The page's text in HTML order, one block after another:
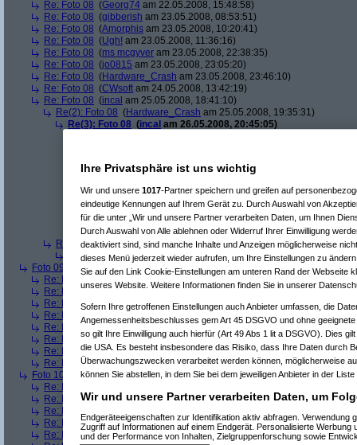
Re: Foto 08 (Georg74 am 22.05.2008, 15:48:58)
Re: Foto 08 (gibberish am 23.05.2008, 08:53:51)
Re: Foto 08 (Amorphis am 23.05.2008, 10:20:41)
Re: Foto 08 (Ugh! am 23.05.2008, 11:36:16)
Re: Foto 08 (ms mcgyver am 23.05.2008, 22:38:35)
Re: Foto 08 (jo0815 am 23.05.2008, 23:05:20)
Re: Foto 08 (Hardware_Crash am 23.05.2008, 23:46:10)
Re: Foto 08 (CWsoft am 24.05.2008, 13:42:19)
Re: Foto 08 (incal am 25.05.2008, 18:41:10)
Re(2): Foto 08 (Hardware_Crash am 25.05.2008, 19:35:31)
Re(3): Foto 08 (incal am 26.05.2008, 20:45:05)
Re(7): Foto 08(incalam 26.05.2008, 21:25:52)
Re(9): Foto 08(incalam 26.05.2008, 21:55:49)
Re(10): Foto 08(Hardware_Crash am
Re(11): Foto 08(incalam 26.05.2008,
Re(12): Foto 08(Hardware_Crash am
Re(2): Foto 08(Srv-02am 26.05.2008, 09:58:02)
Re(3): Foto 08 (incalam 26.05.2008, 20:46:08)
Foto 09
phjam 21.05.2008, 17:46:17)
Re: Foto 09
AVS am 21.05.2008, 20:38:43)
Re: Foto 09( roo_kieam 22.05.2008, 00:06:11)
Re: Foto 09(gibberisham 23.05.2008, 09:03:43)
Re: Foto 09
Amorphisam 23.05.2008, 10:40:33)
Re: Foto 09(
am 23.05.2008, 11:38:45)
Re: Foto 09(ms mcgyveram 23.05.2008, 22:45:45)
Re: Foto 09 (Hardware_Crasham 23.05.2008, 23:49:18)
Re: Foto 09(CWsoftam 24.05.2008, 13:46:55)
Foto 10
phjam 21.05.2008, 17:46:40)
Re: Foto 10
Re: Foto 10(gibberisham 23.05.2008, 09:05:46)
Re: Foto 10
Re: Foto 10(Ugh!am 23.05.2008, 11:40:50)
Re: Foto 10(ms mcgyveram 23.05.2008, 22:50:31)
Ihre Privatsphäre ist uns wichtig
Wir und unsere 1017-Partner speichern und greifen auf
eindeutige Kennungen auf Ihrem Gerät zu. Durch Auswahl von
für die unter „Wir und unsere Partner verarbeiten Daten, um Ihnen
Durch Auswahl von Alle ablehnen oder Widerruf Ihrer Einwilligung
deaktiviert sind, sind manche Inhalte und Anzeigen möglicherweise
dieses Menü jederzeit wieder aufrufen, um Ihre Einstellungen zu
Sie auf den Link Cookie-Einstellungen am unteren Rand der Webseite
unseres Website. Weitere Informationen finden Sie in unserer
Sofern Ihre getroffenen Einstellungen auch Anbieter umfassen, die
Angemessenheitsbeschlusses gem Art 45 DSGVO und ohne
so gilt Ihre Einwilligung auch hierfür (Art 49 Abs 1 lit a DSGVO). Dies
die USA. Es besteht insbesondere das Risiko, dass Ihre Daten durch
Überwachungszwecken verarbeitet werden können, möglicherweise
können Sie abstellen, in dem Sie bei dem jeweiligen Anbieter in der
Wir und unsere Partner verarbeiten Daten, um
Endgeräteeigenschaften zur Identifikation aktiv abfragen. Verwendung
Zugriff auf Informationen auf einem Endgerät. Personalisierte Werbung
und der Performance von Inhalten, Zielgruppenforschung sowie